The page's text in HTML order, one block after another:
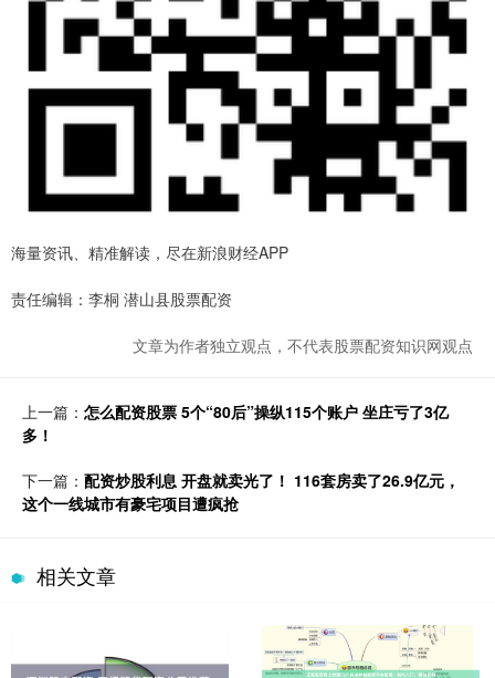
海量资讯、精准解读，尽在新浪财经APP
责任编辑：李桐 潜山县股票配资
文章为作者独立观点，不代表股票配资知识网观点
上一篇： 怎么配资股票 5个“80后”操纵115个账户 坐庄亏了3亿
多！
下一篇： 配资炒股利息 开盘就卖光了！ 116套房卖了26.9亿元，
这个一线城市有豪宅项目遭疯抢
相关文章